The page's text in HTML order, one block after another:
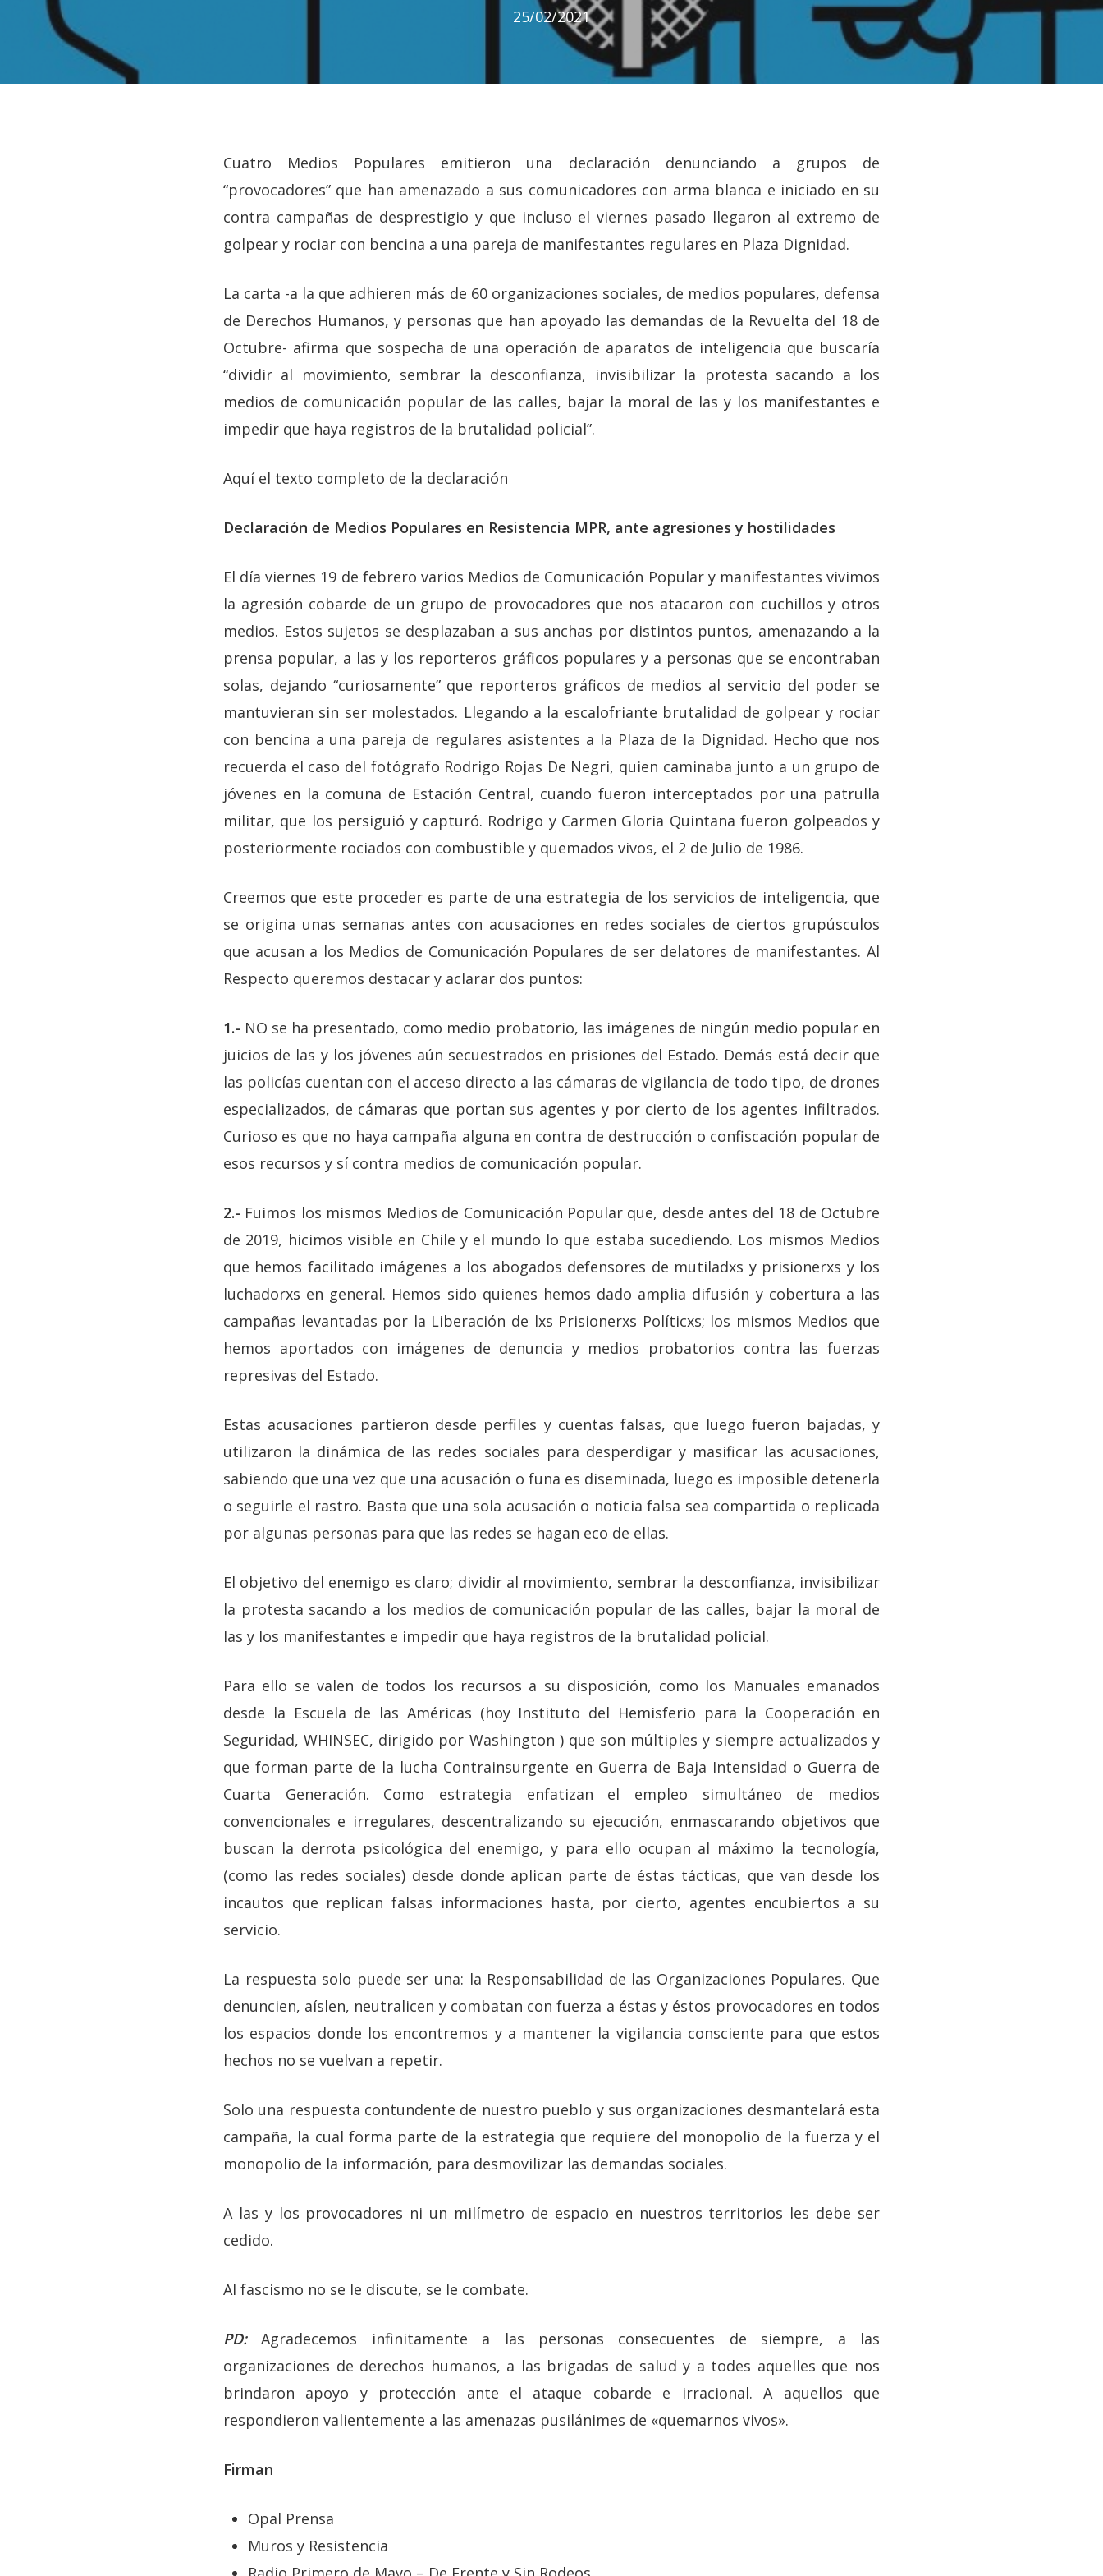
Hit enter to search or ESC to close
25/02/2021
Cuatro Medios Populares emitieron una declaración denunciando a grupos de
“provocadores” que han amenazado a sus comunicadores con arma blanca e iniciado en su
contra campañas de desprestigio y que incluso el viernes pasado llegaron al extremo de
golpear y rociar con bencina a una pareja de manifestantes regulares en Plaza Dignidad.
La carta -a la que adhieren más de 60 organizaciones sociales, de medios populares, defensa
de Derechos Humanos, y personas que han apoyado las demandas de la Revuelta del 18 de
Octubre- afirma que sospecha de una operación de aparatos de inteligencia que buscaría
“dividir al movimiento, sembrar la desconfianza, invisibilizar la protesta sacando a los
medios de comunicación popular de las calles, bajar la moral de las y los manifestantes e
impedir que haya registros de la brutalidad policial”.
Aquí el texto completo de la declaración
Declaración de Medios Populares en Resistencia MPR, ante agresiones y hostilidades
El día viernes 19 de febrero varios Medios de Comunicación Popular y manifestantes vivimos
la agresión cobarde de un grupo de provocadores que nos atacaron con cuchillos y otros
medios. Estos sujetos se desplazaban a sus anchas por distintos puntos, amenazando a la
prensa popular, a las y los reporteros gráficos populares y a personas que se encontraban
solas, dejando “curiosamente” que reporteros gráficos de medios al servicio del poder se
mantuvieran sin ser molestados. Llegando a la escalofriante brutalidad de golpear y rociar
con bencina a una pareja de regulares asistentes a la Plaza de la Dignidad. Hecho que nos
recuerda el caso del fotógrafo Rodrigo Rojas De Negri, quien caminaba junto a un grupo de
jóvenes en la comuna de Estación Central, cuando fueron interceptados por una patrulla
militar, que los persiguió y capturó. Rodrigo y Carmen Gloria Quintana fueron golpeados y
posteriormente rociados con combustible y quemados vivos, el 2 de Julio de 1986.
Creemos que este proceder es parte de una estrategia de los servicios de inteligencia, que
se origina unas semanas antes con acusaciones en redes sociales de ciertos grupúsculos
que acusan a los Medios de Comunicación Populares de ser delatores de manifestantes. Al
Respecto queremos destacar y aclarar dos puntos:
1.- NO se ha presentado, como medio probatorio, las imágenes de ningún medio popular en
juicios de las y los jóvenes aún secuestrados en prisiones del Estado. Demás está decir que
las policías cuentan con el acceso directo a las cámaras de vigilancia de todo tipo, de drones
especializados, de cámaras que portan sus agentes y por cierto de los agentes infiltrados.
Curioso es que no haya campaña alguna en contra de destrucción o confiscación popular de
esos recursos y sí contra medios de comunicación popular.
2.- Fuimos los mismos Medios de Comunicación Popular que, desde antes del 18 de Octubre
de 2019, hicimos visible en Chile y el mundo lo que estaba sucediendo. Los mismos Medios
que hemos facilitado imágenes a los abogados defensores de mutiladxs y prisionerxs y los
luchadorxs en general. Hemos sido quienes hemos dado amplia difusión y cobertura a las
campañas levantadas por la Liberación de lxs Prisionerxs Políticxs; los mismos Medios que
hemos aportados con imágenes de denuncia y medios probatorios contra las fuerzas
represivas del Estado.
Estas acusaciones partieron desde perfiles y cuentas falsas, que luego fueron bajadas, y
utilizaron la dinámica de las redes sociales para desperdigar y masificar las acusaciones,
sabiendo que una vez que una acusación o funa es diseminada, luego es imposible detenerla
o seguirle el rastro. Basta que una sola acusación o noticia falsa sea compartida o replicada
por algunas personas para que las redes se hagan eco de ellas.
El objetivo del enemigo es claro; dividir al movimiento, sembrar la desconfianza, invisibilizar
la protesta sacando a los medios de comunicación popular de las calles, bajar la moral de
las y los manifestantes e impedir que haya registros de la brutalidad policial.
Para ello se valen de todos los recursos a su disposición, como los Manuales emanados
desde la Escuela de las Américas (hoy Instituto del Hemisferio para la Cooperación en
Seguridad, WHINSEC, dirigido por Washington ) que son múltiples y siempre actualizados y
que forman parte de la lucha Contrainsurgente en Guerra de Baja Intensidad o Guerra de
Cuarta Generación. Como estrategia enfatizan el empleo simultáneo de medios
convencionales e irregulares, descentralizando su ejecución, enmascarando objetivos que
buscan la derrota psicológica del enemigo, y para ello ocupan al máximo la tecnología,
(como las redes sociales) desde donde aplican parte de éstas tácticas, que van desde los
incautos que replican falsas informaciones hasta, por cierto, agentes encubiertos a su
servicio.
La respuesta solo puede ser una: la Responsabilidad de las Organizaciones Populares. Que
denuncien, aíslen, neutralicen y combatan con fuerza a éstas y éstos provocadores en todos
los espacios donde los encontremos y a mantener la vigilancia consciente para que estos
hechos no se vuelvan a repetir.
Solo una respuesta contundente de nuestro pueblo y sus organizaciones desmantelará esta
campaña, la cual forma parte de la estrategia que requiere del monopolio de la fuerza y el
monopolio de la información, para desmovilizar las demandas sociales.
A las y los provocadores ni un milímetro de espacio en nuestros territorios les debe ser
cedido.
Al fascismo no se le discute, se le combate.
PD:Agradecemos infinitamente a las personas consecuentes de siempre, a las
organizaciones de derechos humanos, a las brigadas de salud y a todes aquelles que nos
brindaron apoyo y protección ante el ataque cobarde e irracional. A aquellos que
respondieron valientemente a las amenazas pusilánimes de «quemarnos vivos».
Firman
Opal Prensa
Muros y Resistencia